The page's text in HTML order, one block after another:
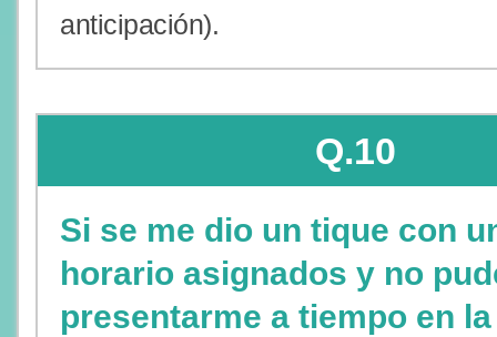
anticipación).
Q.10
Si se me dio un tique con
horario asignados y no
presentarme a tiempo en